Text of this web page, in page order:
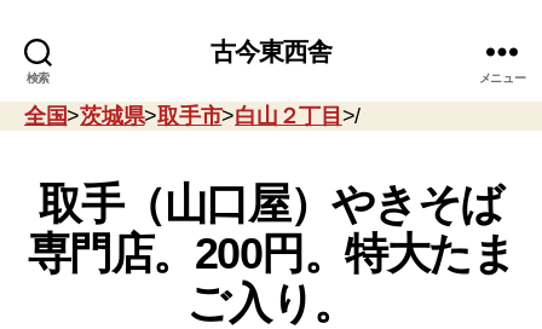
検索
古今東西舎
メニュー
全国>茨城県>取手市>白山２丁目 >/
取手（山口屋）やきそば
専門店。200円。特大たま
ご入り。